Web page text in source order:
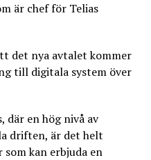
är chef för Telias
det nya avtalet kommer
till digitala system över
där en hög nivå av
driften, är det helt
kan erbjuda en